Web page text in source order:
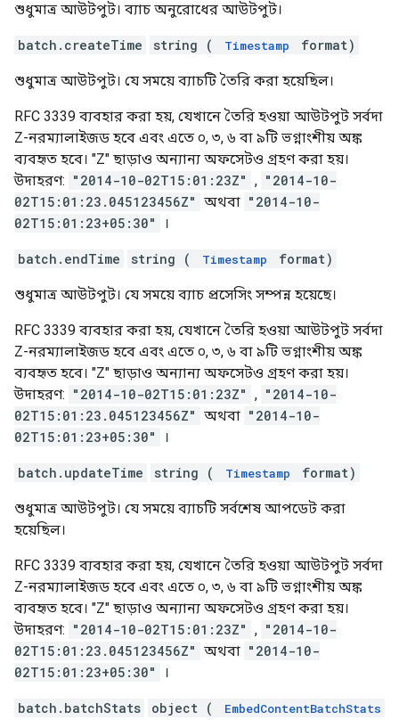
শুধুমাত্র আউটপুট। ব্যাচ অনুরোধের আউটপুট।
batch.createTime string ( Timestamp format)
শুধুমাত্র আউটপুট। যে সময়ে ব্যাচটি তৈরি করা হয়েছিল।
RFC 3339 ব্যবহার করা হয়, যেখানে তৈরি হওয়া আউটপুট সর্বদা
Z-নরম্যালাইজড হবে এবং এতে ০, ৩, ৬ বা ৯টি ভগ্নাংশীয় অঙ্ক
ব্যবহৃত হবে। "Z" ছাড়াও অন্যান্য অফসেটও গ্রহণ করা হয়।
উদাহরণ: "2014-10-02T15:01:23Z" , "2014-10-
02T15:01:23.045123456Z" অথবা "2014-10-
02T15:01:23+05:30"
।
batch.endTime string ( Timestamp format)
শুধুমাত্র আউটপুট। যে সময়ে ব্যাচ প্রসেসিং সম্পন্ন হয়েছে।
RFC 3339 ব্যবহার করা হয়, যেখানে তৈরি হওয়া আউটপুট সর্বদা
Z-নরম্যালাইজড হবে এবং এতে ০, ৩, ৬ বা ৯টি ভগ্নাংশীয় অঙ্ক
ব্যবহৃত হবে। "Z" ছাড়াও অন্যান্য অফসেটও গ্রহণ করা হয়।
উদাহরণ: "2014-10-02T15:01:23Z" , "2014-10-
02T15:01:23.045123456Z" অথবা "2014-10-
02T15:01:23+05:30"
।
batch.updateTime string ( Timestamp format)
শুধুমাত্র আউটপুট। যে সময়ে ব্যাচটি সর্বশেষ আপডেট করা
হয়েছিল।
RFC 3339 ব্যবহার করা হয়, যেখানে তৈরি হওয়া আউটপুট সর্বদা
Z-নরম্যালাইজড হবে এবং এতে ০, ৩, ৬ বা ৯টি ভগ্নাংশীয় অঙ্ক
ব্যবহৃত হবে। "Z" ছাড়াও অন্যান্য অফসেটও গ্রহণ করা হয়।
উদাহরণ: "2014-10-02T15:01:23Z" , "2014-10-
02T15:01:23.045123456Z" অথবা "2014-10-
02T15:01:23+05:30"
।
batch.batchStats object ( EmbedContentBatchStats